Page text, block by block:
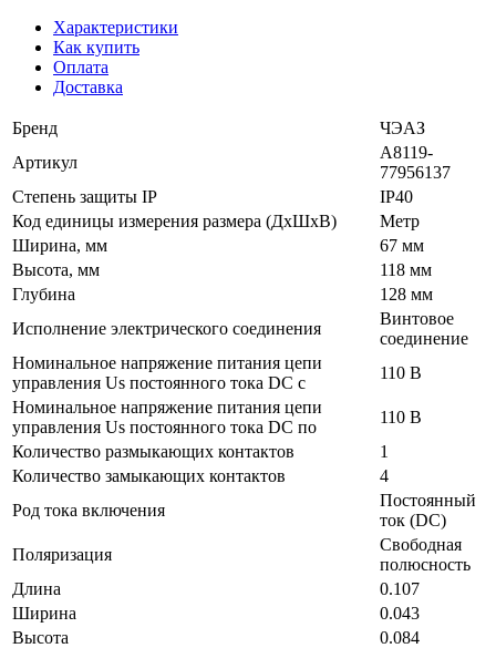
Характеристики
Как купить
Оплата
Доставка
Бренд
ЧЭАЗ
Артикул
A8119-
77956137
Степень защиты IP
IP40
Код единицы измерения размера (ДхШхВ)
Метр
Ширина, мм
67 мм
Высота, мм
118 мм
Глубина
128 мм
Исполнение электрического соединения
Винтовое
соединение
Номинальное напряжение питания цепи
управления Us постоянного тока DC с
110 В
Номинальное напряжение питания цепи
управления Us постоянного тока DC по
110 В
Количество размыкающих контактов
1
Количество замыкающих контактов
4
Род тока включения
Постоянный
ток (DC)
Поляризация
Свободная
полюсность
Длина
0.107
Ширина
0.043
Высота
0.084